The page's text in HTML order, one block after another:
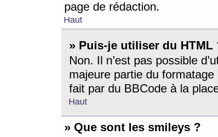
page de rédaction.
Haut
» Puis-je utiliser du HTML
Non. Il n’est pas possible
majeure partie du
fait par du BBCode à la
Haut
» Que sont les smileys ?